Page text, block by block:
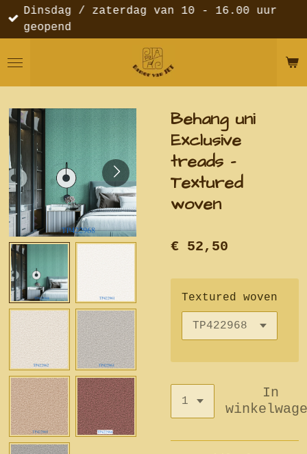
Ga
direct
de
Dinsdag / zaterdag van 10 - 16.00 uur
geopend
Behang uni
Exclusive
treads -
Textured
woven
€ 52,50
Textured woven
In